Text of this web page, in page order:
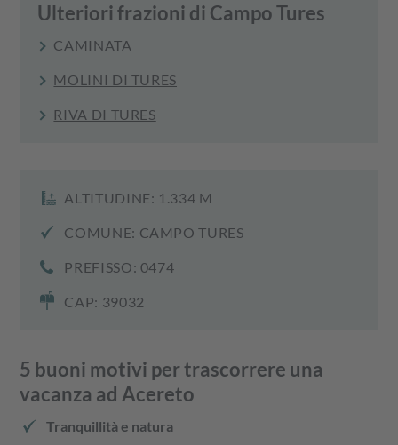
Ulteriori frazioni di Campo Tures
CAMINATA
MOLINI DI TURES
RIVA DI TURES
ALTITUDINE: 1.334 M
COMUNE: CAMPO TURES
PREFISSO: 0474
CAP: 39032
5 buoni motivi per trascorrere una
vacanza ad Acereto
Tranquillità e natura